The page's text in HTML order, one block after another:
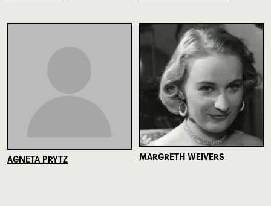
AGNETA PRYTZ MARGRETH WEIVERS